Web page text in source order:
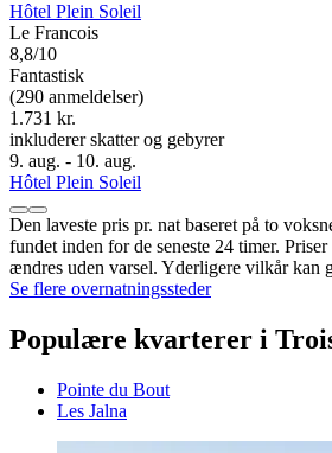
Hôtel Plein Soleil
Le Francois
8,8/10
Fantastisk
(290 anmeldelser)
1.731 kr.
inkluderer skatter og gebyrer
9. aug. - 10. aug.
Hôtel Plein Soleil
Den laveste pris pr. nat baseret på to
fundet inden for de seneste 24 timer.
ændres uden varsel. Yderligere vilkår kan
Se flere overnatningssteder
Populære kvarterer i
Pointe du Bout
Les Jalna